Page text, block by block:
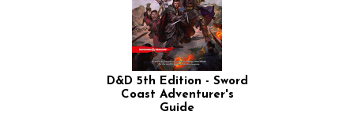
D&D 5th Edition - Sword
Coast Adventurer's
Guide